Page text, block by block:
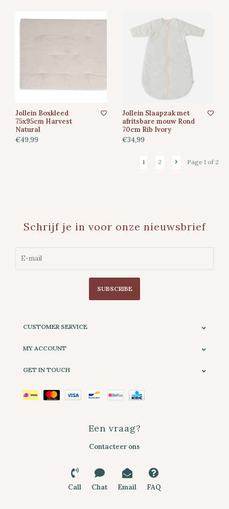
Jollein Boxkleed
75x95cm Harvest
Natural
€49,99
Jollein Slaapzak met
afritsbare mouw Rond
70cm Rib Ivory
€34,99
Page 1 of 2
1 2
Schrijf je in voor onze nieuwsbrief
SUBSCRIBE
CUSTOMER SERVICE
MY ACCOUNT
GET IN TOUCH
Een vraag?
Contacteer ons
Call Chat Email FAQ